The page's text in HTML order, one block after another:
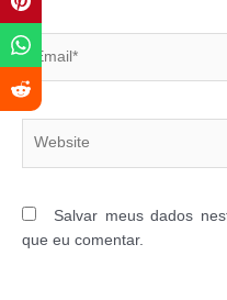
Email*
Salvar meus dados
que eu comentar.